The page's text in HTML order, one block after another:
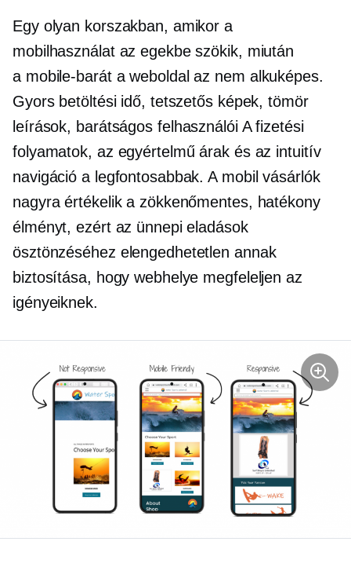
Egy olyan korszakban, amikor a
mobilhasználat az egekbe szökik, miután
a mobile-baráta weboldal az nem alkuképes.
Gyors betöltési idő, tetszetős képek, tömör
leírások, barátságos felhasználóiA fizetési
folyamatok, az egyértelmű árak és az intuitív
navigáció a legfontosabbak. A mobil vásárlók
nagyra értékelik a zökkenőmentes, hatékony
élményt, ezért az ünnepi eladások
ösztönzéséhez elengedhetetlen annak
biztosítása, hogy webhelye megfeleljen az
igényeiknek.